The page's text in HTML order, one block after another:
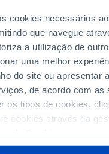
cookies necessários ao
que navegue
a utilização de
uma melhor
do site ou apresentar
de acordo com as
os tipos de cookies,
cookies através da
education in Portugal